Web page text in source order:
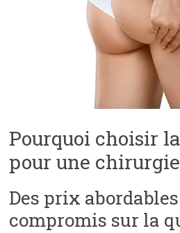
Pourquoi choisir
pour une
Des prix
compromis sur la